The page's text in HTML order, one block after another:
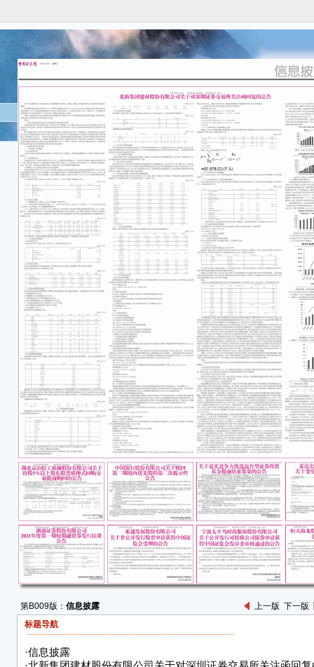
第B009版： 信息披露 上一版 下一版
标题导航
·信息披露
嘉实
称“
予注
募集
为
管理
资基
法》
同》
说明
限公
致，
年2
购申
若本
现募
将及
款项
意。
重
1、
详细
（
（
书、
（